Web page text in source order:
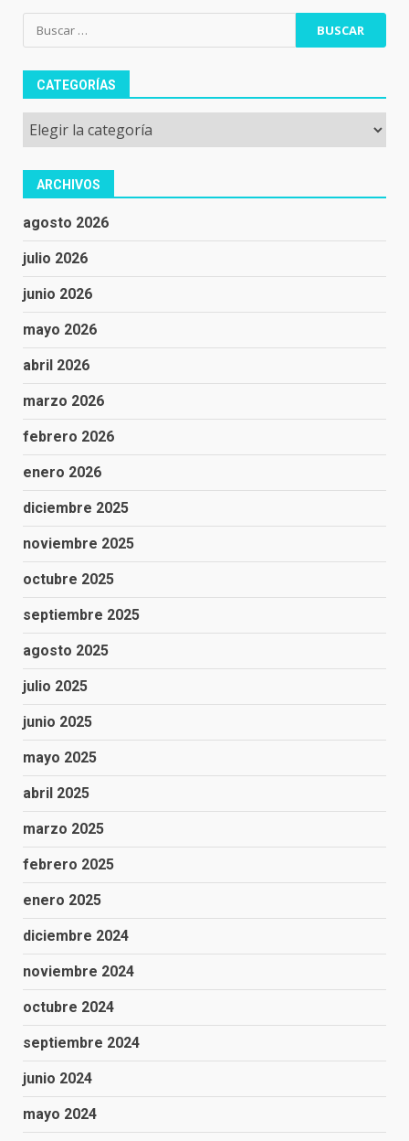
Buscar:
CATEGORÍAS
Categorías
ARCHIVOS
agosto 2026
julio 2026
junio 2026
mayo 2026
abril 2026
marzo 2026
febrero 2026
enero 2026
diciembre 2025
noviembre 2025
octubre 2025
septiembre 2025
agosto 2025
julio 2025
junio 2025
mayo 2025
abril 2025
marzo 2025
febrero 2025
enero 2025
diciembre 2024
noviembre 2024
octubre 2024
septiembre 2024
junio 2024
mayo 2024